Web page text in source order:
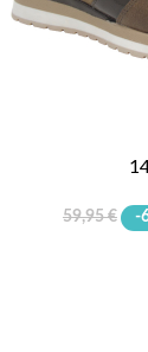
59,95 € -